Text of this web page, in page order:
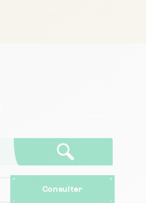
Consulter